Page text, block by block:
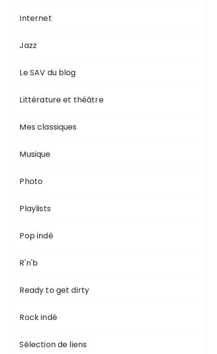
Internet
Jazz
Le SAV du blog
Littérature et théâtre
Mes classiques
Musique
Photo
Playlists
Pop indé
R'n'b
Ready to get dirty
Rock indé
Sélection de liens